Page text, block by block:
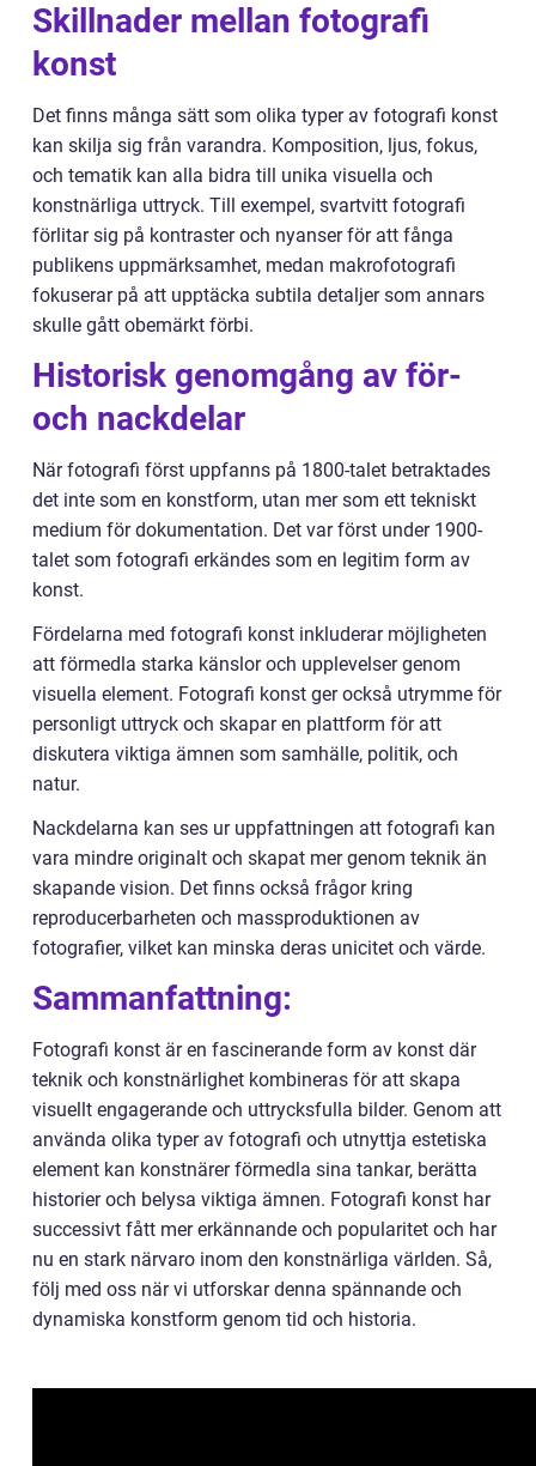
Skillnader mellan fotografi
konst
Det finns många sätt som olika typer av fotografi konst
kan skilja sig från varandra. Komposition, ljus, fokus,
och tematik kan alla bidra till unika visuella och
konstnärliga uttryck. Till exempel, svartvitt fotografi
förlitar sig på kontraster och nyanser för att fånga
publikens uppmärksamhet, medan makrofotografi
fokuserar på att upptäcka subtila detaljer som annars
skulle gått obemärkt förbi.
Historisk genomgång av för-
och nackdelar
När fotografi först uppfanns på 1800-talet betraktades
det inte som en konstform, utan mer som ett tekniskt
medium för dokumentation. Det var först under 1900-
talet som fotografi erkändes som en legitim form av
konst.
Fördelarna med fotografi konst inkluderar möjligheten
att förmedla starka känslor och upplevelser genom
visuella element. Fotografi konst ger också utrymme för
personligt uttryck och skapar en plattform för att
diskutera viktiga ämnen som samhälle, politik, och
natur.
Nackdelarna kan ses ur uppfattningen att fotografi kan
vara mindre originalt och skapat mer genom teknik än
skapande vision. Det finns också frågor kring
reproducerbarheten och massproduktionen av
fotografier, vilket kan minska deras unicitet och värde.
Sammanfattning:
Fotografi konst är en fascinerande form av konst där
teknik och konstnärlighet kombineras för att skapa
visuellt engagerande och uttrycksfulla bilder. Genom att
använda olika typer av fotografi och utnyttja estetiska
element kan konstnärer förmedla sina tankar, berätta
historier och belysa viktiga ämnen. Fotografi konst har
successivt fått mer erkännande och popularitet och har
nu en stark närvaro inom den konstnärliga världen. Så,
följ med oss när vi utforskar denna spännande och
dynamiska konstform genom tid och historia.